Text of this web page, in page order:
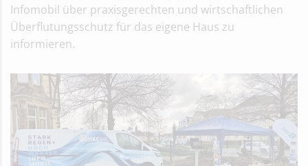
Infomobil über praxisgerechten und wirtschaftlichen
Überflutungsschutz für das eigene Haus zu
informieren.